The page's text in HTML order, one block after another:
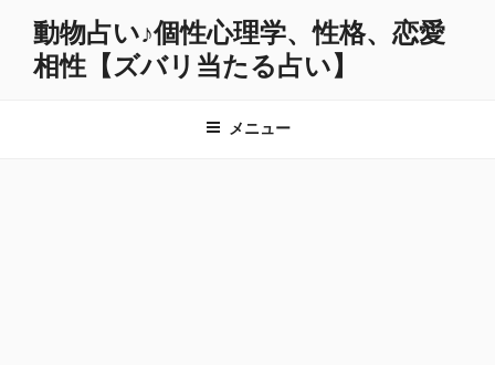
動物占い♪個性心理学、性格、恋愛
相性【ズバリ当たる占い】
メニュー